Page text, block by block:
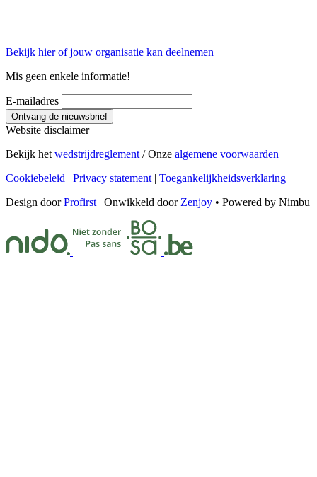
Bekijk hier of jouw organisatie kan deelnemen
Mis geen enkele informatie!
E-mailadres
Ontvang de nieuwsbrief
Website disclaimer
Bekijk het wedstrijdreglement / Onze algemene voorwaarden
Cookiebeleid | Privacy statement | Toegankelijkheidsverklaring
Design doorProfirst | Onwikkeld door Zenjoy • Powered by Nimbu